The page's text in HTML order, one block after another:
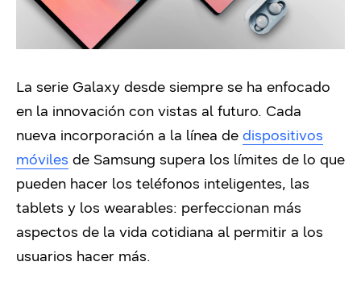
La serie Galaxy desde siempre se ha enfocado
en la innovación con vistas al futuro. Cada
nueva incorporación a la línea de dispositivos
móviles de Samsung supera los límites de lo que
pueden hacer los teléfonos inteligentes, las
tablets y los wearables: perfeccionan más
aspectos de la vida cotidiana al permitir a los
usuarios hacer más.